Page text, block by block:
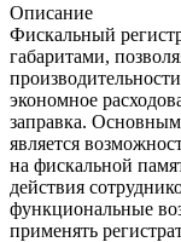
Описание
Фискальный
габаритами,
экономное
заправка.
является
на фискальной
действия
функциональные
применять